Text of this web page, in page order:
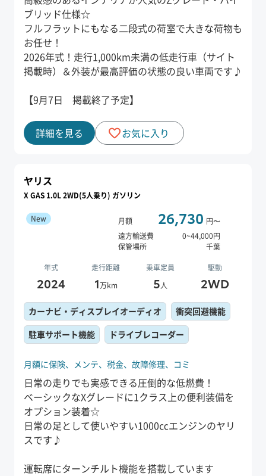
ブリッド仕様☆
フルフラットにもなる二段式の荷室で大きな荷物も
お任せ！
2026年式！走行1,000km未満の低走行車（サイト
掲載時）＆外装が最高評価の状態の良い車両です♪
【9月7日 掲載終了予定】
詳細を見る お気に入り
ヤリス
X GAS 1.0L 2WD(5人乗り) ガソリン
New 月額 26,730 円〜
遠方輸送費
0~44,000円
保管場所
千葉
年式 走行距離 乗車定員 駆動
2024 1万km 5人 2WD
月額に保険、 メンテ、 税金、 故障修理、 コミ
日常の走りでも実感できる圧倒的な低燃費！
ベーシックなXグレードに1クラス上の便利装備を
オプション装着☆
日常の足として使いやすい1000㏄エンジンのヤリ
スです♪
運転席にターンチルト機能を搭載しています
カーナビ・ディスプレイオーディオ
衝突回避機能
駐車サポート機能
ドライブレコーダー